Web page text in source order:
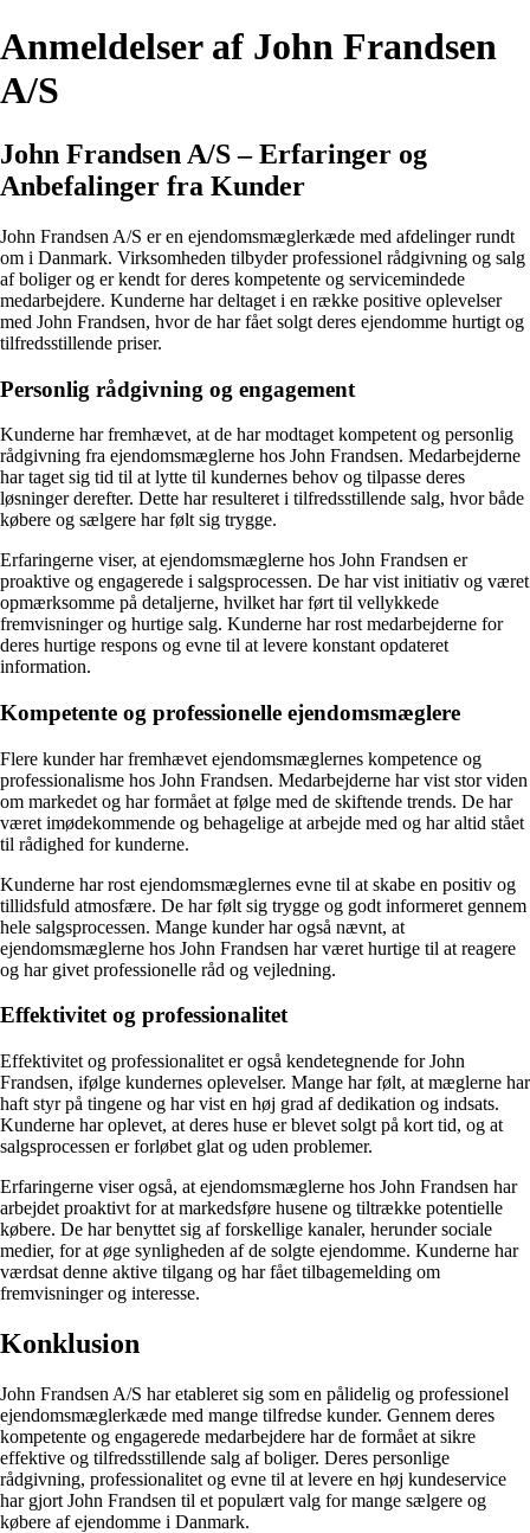
Anmeldelser af John Frandsen
A/S
John Frandsen A/S – Erfaringer og
Anbefalinger fra Kunder
John Frandsen A/S er en ejendomsmæglerkæde med afdelinger rundt
om i Danmark. Virksomheden tilbyder professionel rådgivning og salg
af boliger og er kendt for deres kompetente og servicemindede
medarbejdere. Kunderne har deltaget i en række positive oplevelser
med John Frandsen, hvor de har fået solgt deres ejendomme hurtigt og
tilfredsstillende priser.
Personlig rådgivning og engagement
Kunderne har fremhævet, at de har modtaget kompetent og personlig
rådgivning fra ejendomsmæglerne hos John Frandsen. Medarbejderne
har taget sig tid til at lytte til kundernes behov og tilpasse deres
løsninger derefter. Dette har resulteret i tilfredsstillende salg, hvor både
købere og sælgere har følt sig trygge.
Erfaringerne viser, at ejendomsmæglerne hos John Frandsen er
proaktive og engagerede i salgsprocessen. De har vist initiativ og været
opmærksomme på detaljerne, hvilket har ført til vellykkede
fremvisninger og hurtige salg. Kunderne har rost medarbejderne for
deres hurtige respons og evne til at levere konstant opdateret
information.
Kompetente og professionelle ejendomsmæglere
Flere kunder har fremhævet ejendomsmæglernes kompetence og
professionalisme hos John Frandsen. Medarbejderne har vist stor viden
om markedet og har formået at følge med de skiftende trends. De har
været imødekommende og behagelige at arbejde med og har altid stået
til rådighed for kunderne.
Kunderne har rost ejendomsmæglernes evne til at skabe en positiv og
tillidsfuld atmosfære. De har følt sig trygge og godt informeret gennem
hele salgsprocessen. Mange kunder har også nævnt, at
ejendomsmæglerne hos John Frandsen har været hurtige til at reagere
og har givet professionelle råd og vejledning.
Effektivitet og professionalitet
Effektivitet og professionalitet er også kendetegnende for John
Frandsen, ifølge kundernes oplevelser. Mange har følt, at mæglerne har
haft styr på tingene og har vist en høj grad af dedikation og indsats.
Kunderne har oplevet, at deres huse er blevet solgt på kort tid, og at
salgsprocessen er forløbet glat og uden problemer.
Erfaringerne viser også, at ejendomsmæglerne hos John Frandsen har
arbejdet proaktivt for at markedsføre husene og tiltrække potentielle
købere. De har benyttet sig af forskellige kanaler, herunder sociale
medier, for at øge synligheden af de solgte ejendomme. Kunderne har
værdsat denne aktive tilgang og har fået tilbagemelding om
fremvisninger og interesse.
Konklusion
John Frandsen A/S har etableret sig som en pålidelig og professionel
ejendomsmæglerkæde med mange tilfredse kunder. Gennem deres
kompetente og engagerede medarbejdere har de formået at sikre
effektive og tilfredsstillende salg af boliger. Deres personlige
rådgivning, professionalitet og evne til at levere en høj kundeservice
har gjort John Frandsen til et populært valg for mange sælgere og
købere af ejendomme i Danmark.